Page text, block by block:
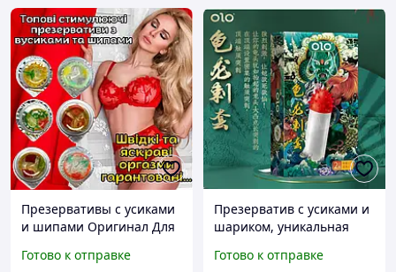
Презервативы с усиками
и шипами Оригинал Для
Готово к отправке
Презерватив с усиками и
шариком, уникальная
максимального
Готово к отправке